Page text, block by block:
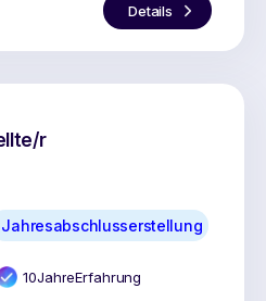
Details
r
Jahresabschlusserstellung
10JahreErfahrung